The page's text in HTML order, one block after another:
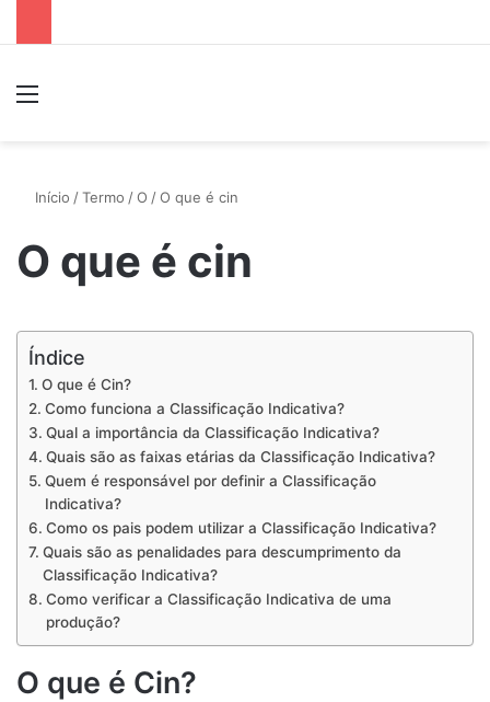
Início /Termo /O /O que é cin
O que é cin
Índice
O que é Cin?
Como funciona a Classificação Indicativa?
Qual a importância da Classificação Indicativa?
Quais são as faixas etárias da Classificação Indicativa?
Quem é responsável por definir a Classificação
Indicativa?
Como os pais podem utilizar a Classificação Indicativa?
Quais são as penalidades para descumprimento da
Classificação Indicativa?
Como verificar a Classificação Indicativa de uma
produção?
O que é Cin?